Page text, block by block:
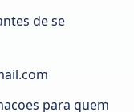
de se
para quem